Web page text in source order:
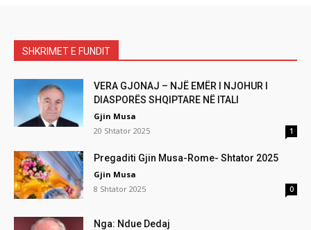
SHKRIMET E FUNDIT
VERA GJONAJ – NJË EMËR I NJOHUR I
DIASPORËS SHQIPTARE NË ITALI
Gjin Musa
20 Shtator 2025
1
Pregaditi Gjin Musa-Rome- Shtator 2025
Gjin Musa
8 Shtator 2025
0
Nga: Ndue Dedaj